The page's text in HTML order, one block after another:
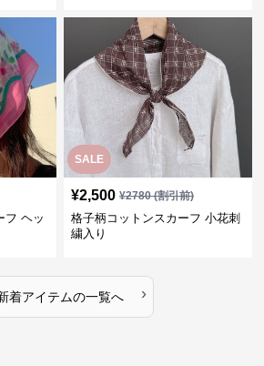
フ ヘッ
SALE
¥2,500 ¥2780(割引前)
格子柄コットンスカーフ 小花刺
繍入り
着アイテムの一覧へ ›